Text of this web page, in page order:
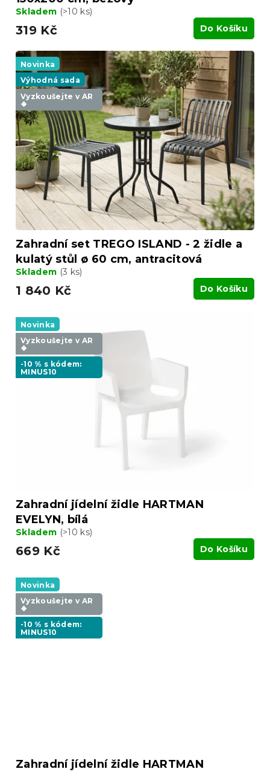
Skladem (>10 ks)
319 Kč Do Košíku
Novinka
Výhodná sada
Vyzkoušejte v AR
❖
Zahradní set TREGO ISLAND - 2 židle a
kulatý stůl ø 60 cm, antracitová
Skladem (3 ks)
1 840 Kč Do Košíku
Novinka
Vyzkoušejte v AR
❖
-10 % s kódem:
MINUS10
Zahradní jídelní židle HARTMAN
EVELYN, bílá
Skladem (>10 ks)
669 Kč Do Košíku
Novinka
Vyzkoušejte v AR
❖
-10 % s kódem:
MINUS10
Zahradní jídelní židle HARTMAN